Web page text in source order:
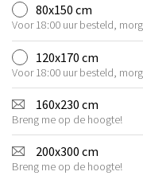
80x150 cm
Voor 18:00 uur besteld,
120x170 cm
Voor 18:00 uur besteld,
160x230 cm
Breng me op de hoogte!
200x300 cm
Breng me op de hoogte!